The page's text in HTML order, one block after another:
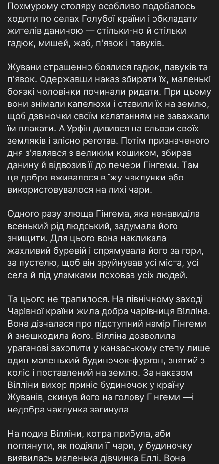
Похмурому столяру особливо подобалось
ходити по селах Голубої країни і обкладати
жителів даниною — стільки-но й стільки
гадюк, мишей, жаб, п'явок і павуків.
Жувани страшенно боялися гадюк, павуків та
п'явок. Одержавши наказ збирати їх, маленькі
боязкі чоловічки починали ридати. При цьому
вони знімали капелюхи і ставили їх на землю,
щоб дзвіночки своїм калатанням не заважали
їм плакати. А Урфін дивився на сльози своїх
земляків і злісно реготав. Потім призначеного
дня з'являвся з великим кошиком, збирав
данину й відвозив її до печери Гінгеми. Там
це добро вживалося в їжу чаклунки або
використовувалося на лихі чари.
Одного разу злюща Гінгема, яка ненавиділа
всенький рід людський, задумала його
знищити. Для цього вона накликала
жахливий буревій і спрямувала його за гори,
за пустелю, щоб він зруйнував усі міста, усі
села й під уламками поховав усіх людей.
Та цього не трапилося. На північному заході
Чарівної країни жила добра чарівниця Вілліна.
Вона дізналася про підступний намір Гінгеми
й знешкодила його. Вілліна дозволила
ураганові захопити у канзаському степу лише
один маленький будиночок-фургон, знятий з
коліс і поставлений на землю. За наказом
Вілліни вихор приніс будиночок у країну
Жуванів, скинув його на голову Гінгеми —і
недобра чаклунка загинула.
На подив Вілліни, котра прибула, аби
поглянути, як подіяли її чари, у будиночку
виявилась маленька дівчинка Еллі. Вона